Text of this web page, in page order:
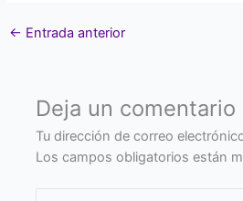
← Entrada anterior
Deja un comentario
Tu dirección de correo
Los campos obligatorios están